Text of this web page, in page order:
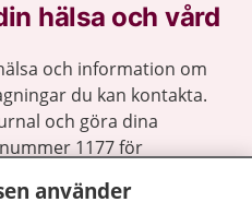
hälsa och vård
och information om
du kan kontakta.
och göra dina
1177 för
må bättre.
använder